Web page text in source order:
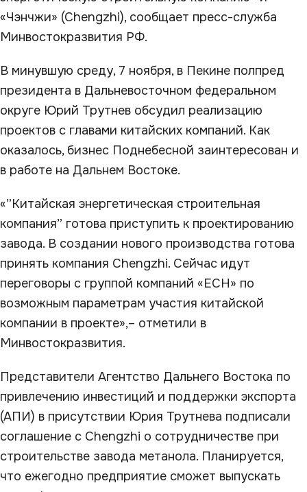
«Чэнчжи» (Chengzhi), сообщает пресс-служба
Минвостокразвития РФ.
В минувшую среду, 7 ноября, в Пекине полпред
президента в Дальневосточном федеральном
округе Юрий Трутнев обсудил реализацию
проектов с главами китайских компаний. Как
оказалось, бизнес Поднебесной заинтересован и
в работе на Дальнем Востоке.
«”Китайская энергетическая строительная
компания” готова приступить к проектированию
завода. В создании нового производства готова
принять компания Chengzhi. Сейчас идут
переговоры с группой компаний «ЕСН» по
возможным параметрам участия китайской
компании в проекте»,– отметили в
Минвостокразвития.
Представители Агентство Дальнего Востока по
привлечению инвестиций и поддержки экспорта
(АПИ) в присутствии Юрия Трутнева подписали
соглашение с Chengzhi о сотрудничестве при
строительстве завода метанола. Планируется,
что ежегодно предприятие сможет выпускать